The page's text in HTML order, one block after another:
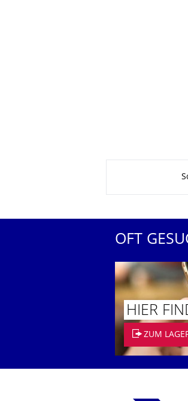
OFT
HIER
ZUM